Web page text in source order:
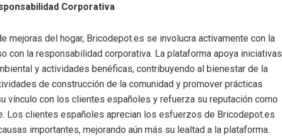
Corporativa
mejoras del hogar, Bricodepot.es se involucra activamente con la
con la responsabilidad corporativa. La plataforma apoya iniciativas
y actividades benéficas, contribuyendo al bienestar de la
de construcción de la comunidad y promover prácticas
vínculo con los clientes españoles y refuerza su reputación como
Los clientes españoles aprecian los esfuerzos de Bricodepot.es
importantes, mejorando aún más su lealtad a la plataforma.